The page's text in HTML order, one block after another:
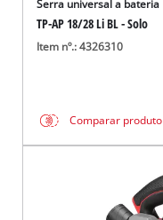
Serra universal a bateria
TP-AP 18/28 Li BL - Solo
Item nº.: 4326310
Comparar produto